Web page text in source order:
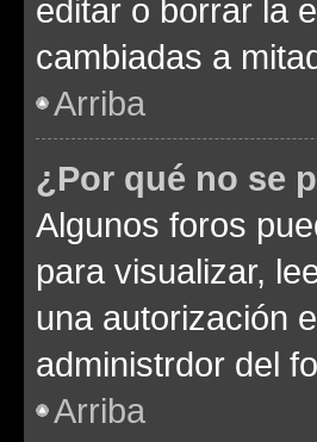
editar o borrar la
cambiadas a
Arriba
¿Por qué no se
Algunos foros
para visualizar,
una autorización
administrdor del
Arriba